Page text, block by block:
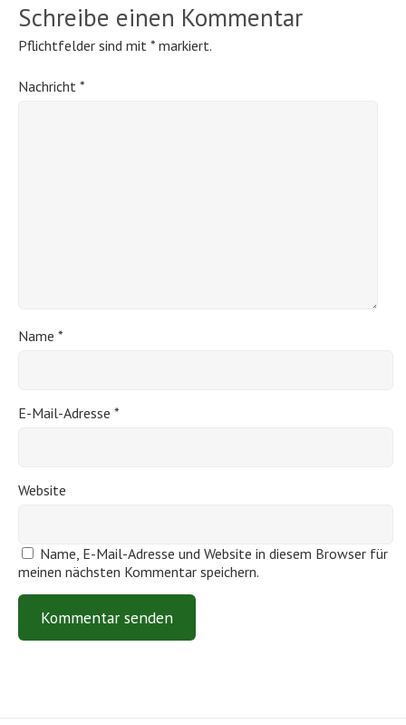
Schreibe einen Kommentar
Pflichtfelder sind mit * markiert.
Nachricht *
Name *
E-Mail-Adresse *
Website
Name, E-Mail-Adresse und Website in diesem Browser für
meinen nächsten Kommentar speichern.